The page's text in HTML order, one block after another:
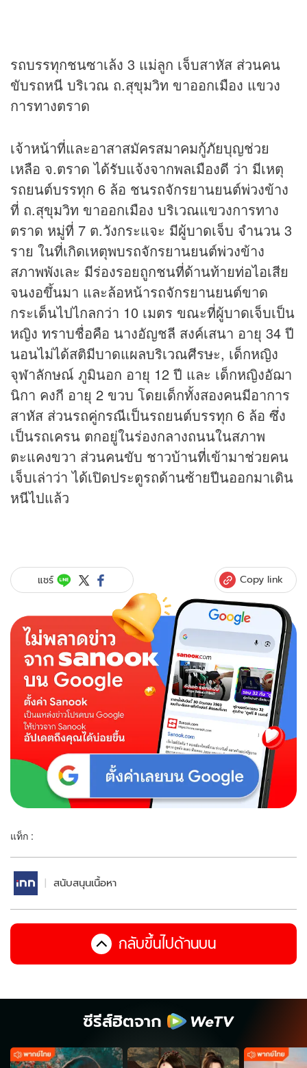
รถบรรทุกชนซาเล้ง 3 แม่ลูก เจ็บสาหัส ส่วนคน
ขับรถหนี บริเวณ ถ.สุขุมวิท ขาออกเมือง แขวง
การทางตราด
เจ้าหน้าที่และอาสาสมัครสมาคมกู้ภัยบุญช่วย
เหลือ จ.ตราด ได้รับแจ้งจากพลเมืองดี ว่า มีเหตุ
รถยนต์บรรทุก 6 ล้อ ชนรถจักรยานยนต์พ่วงข้าง
ที่ ถ.สุขุมวิท ขาออกเมือง บริเวณแขวงการทาง
ตราด หมู่ที่ 7 ต.วังกระแจะ มีผู้บาดเจ็บ จำนวน 3
ราย ในที่เกิดเหตุพบรถจักรยานยนต์พ่วงข้าง
สภาพพังเละ มีร่องรอยถูกชนที่ด้านท้ายท่อไอเสีย
จนงอขึ้นมา และล้อหน้ารถจักรยานยนต์ขาด
กระเด็นไปไกลกว่า 10 เมตร ขณะที่ผู้บาดเจ็บเป็น
หญิง ทราบชื่อคือ นางอัญชลี สงค์เสนา อายุ 34 ปี
นอนไม่ได้สติมีบาดแผลบริเวณศีรษะ, เด็กหญิง
จุฬาลักษณ์ ภูมินอก อายุ 12 ปี และ เด็กหญิงอัฌา
นิกา คงกี อายุ 2 ขวบ โดยเด็กทั้งสองคนมีอาการ
สาหัส ส่วนรถคู่กรณีเป็นรถยนต์บรรทุก 6 ล้อ ซึ่ง
เป็นรถเครน ตกอยู่ในร่องกลางถนนในสภาพ
ตะแคงขวา ส่วนคนขับ ชาวบ้านที่เข้ามาช่วยคน
เจ็บเล่าว่า ได้เปิดประตูรถด้านซ้ายปีนออกมาเดิน
หนีไปแล้ว
แชร์ Copy link
แท็ก :
สนับสนุนเนื้อหา
กลับขึ้นไปด้านบน
ซีรีส์ฮิตจาก